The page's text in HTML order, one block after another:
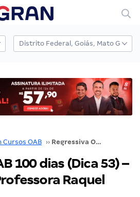
Cursos OAB ›› Regressiva OAB 100 dias (Dica 53) – Direito Civil: Professora Raquel Bueno
100 dias (Dica 53) –
Raquel